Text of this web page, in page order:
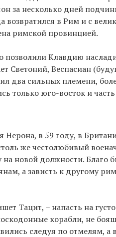
за несколько дней
возвратился в Рим и с
римской провинцией.
позволили Клавдию
Светоний, Веспасиан
два сильных племени,
только юго-восток и
Нерона, в 59 году, в
же честолюбивый
на новой должности. Благо
а зависть к другому
Тацит, – напасть на
корабли, не
следуя по отмелям, а